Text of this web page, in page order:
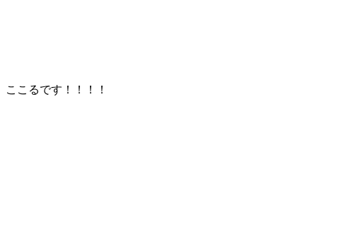
ここるです！！！！